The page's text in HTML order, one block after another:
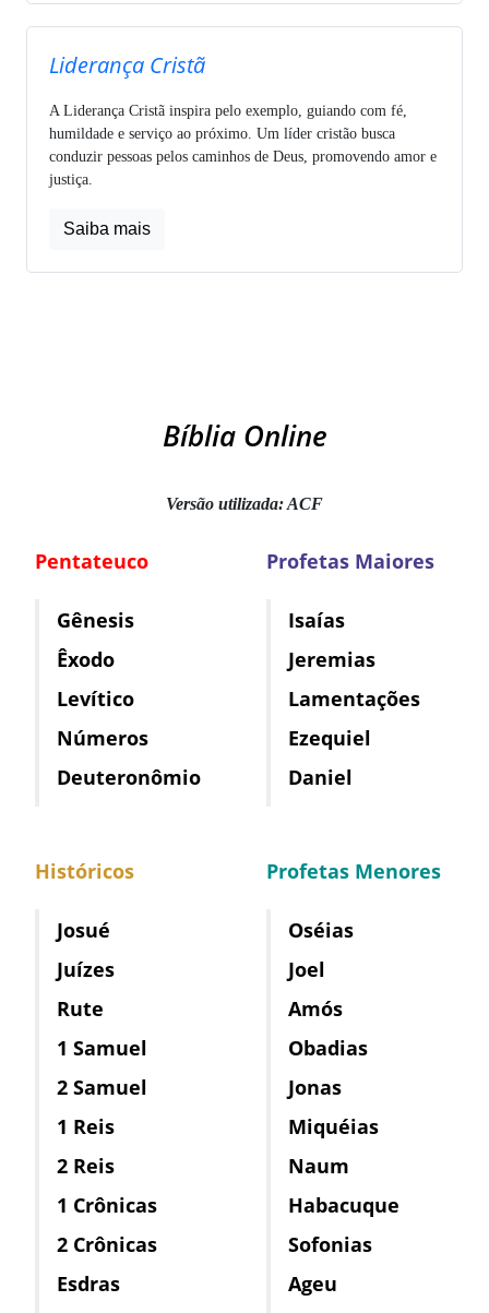
Liderança Cristã
A Liderança Cristã inspira pelo exemplo, guiando com fé,
humildade e serviço ao próximo. Um líder cristão busca
conduzir pessoas pelos caminhos de Deus, promovendo amor e
justiça.
Saiba mais
Bíblia Online
Versão utilizada: ACF
Pentateuco
Gênesis
Êxodo
Levítico
Números
Deuteronômio
Históricos
Josué
Juízes
Rute
1 Samuel
2 Samuel
1 Reis
2 Reis
1 Crônicas
2 Crônicas
Esdras
Profetas Maiores
Isaías
Jeremias
Lamentações
Ezequiel
Daniel
Profetas Menores
Oséias
Joel
Amós
Obadias
Jonas
Miquéias
Naum
Habacuque
Sofonias
Ageu